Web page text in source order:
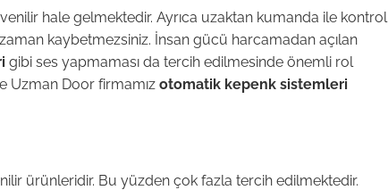
hale gelmektedir. Ayrıca uzaktan kumanda ile kontrol
kaybetmezsiniz. İnsan gücü harcamadan açılan
gibi ses yapmaması da tercih edilmesinde önemli rol
Uzman Door firmamız otomatik kepenk sistemleri
ürünleridir. Bu yüzden çok fazla tercih edilmektedir.